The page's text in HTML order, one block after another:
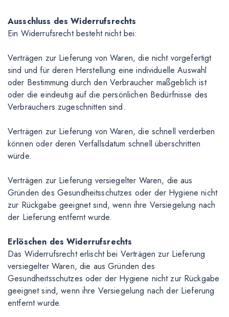
Ausschluss des Widerrufsrechts
Ein Widerrufsrecht besteht nicht bei:
Verträgen zur Lieferung von Waren, die nicht vorgefertigt
sind und für deren Herstellung eine individuelle Auswahl
oder Bestimmung durch den Verbraucher maßgeblich ist
oder die eindeutig auf die persönlichen Bedürfnisse des
Verbrauchers zugeschnitten sind.
Verträgen zur Lieferung von Waren, die schnell verderben
können oder deren Verfallsdatum schnell überschritten
würde.
Verträgen zur Lieferung versiegelter Waren, die aus
Gründen des Gesundheitsschutzes oder der Hygiene nicht
zur Rückgabe geeignet sind, wenn ihre Versiegelung nach
der Lieferung entfernt wurde.
Erlöschen des Widerrufsrechts
Das Widerrufsrecht erlischt bei Verträgen zur Lieferung
versiegelter Waren, die aus Gründen des
Gesundheitsschutzes oder der Hygiene nicht zur Rückgabe
geeignet sind, wenn ihre Versiegelung nach der Lieferung
entfernt wurde.